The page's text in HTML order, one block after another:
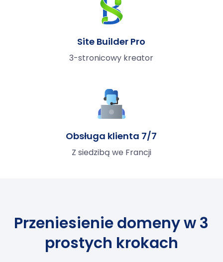
Site Builder Pro
3-stronicowy kreator
Obsługa klienta 7/7
Z siedzibą we Francji
Przeniesienie domeny w 3
prostych krokach